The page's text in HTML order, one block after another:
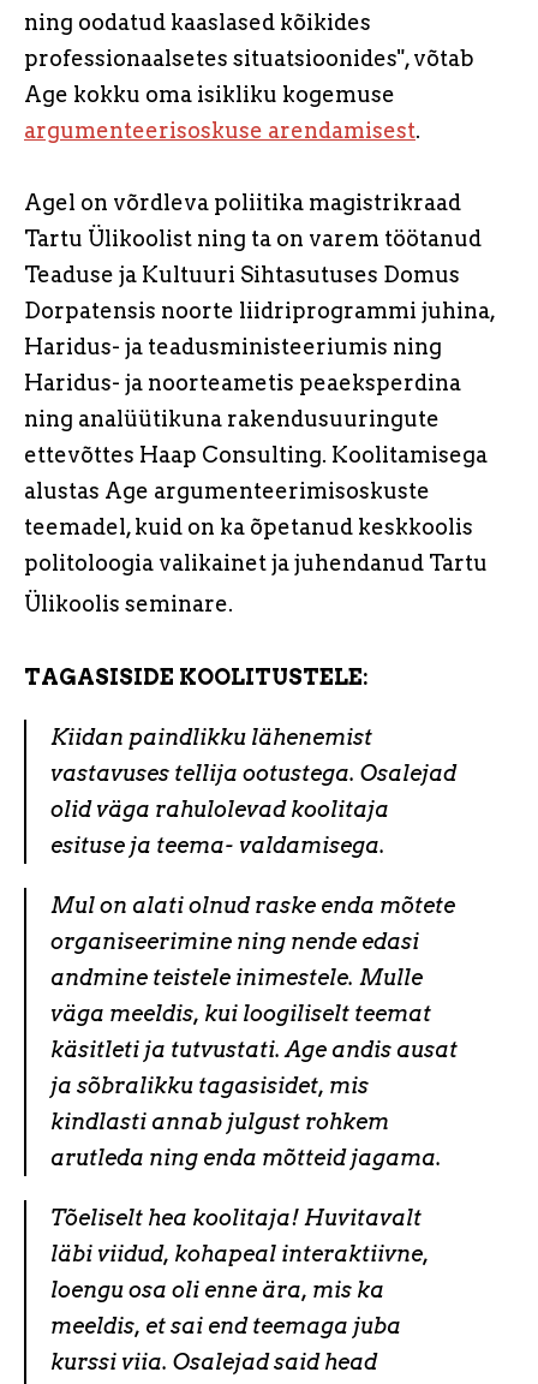
ning oodatud kaaslased kõikides
professionaalsetes situatsioonides", võtab
Age kokku oma isikliku kogemuse
argumenteerisoskuse arendamisest.
Agel on võrdleva poliitika magistrikraad
Tartu Ülikoolist ning ta on varem töötanud
Teaduse ja Kultuuri Sihtasutuses Domus
Dorpatensis noorte liidriprogrammi juhina,
Haridus- ja teadusministeeriumis ning
Haridus- ja noorteametis peaeksperdina
ning analüütikuna rakendusuuringute
ettevõttes Haap Consulting. Koolitamisega
alustas Age argumenteerimisoskuste
teemadel, kuid on ka õpetanud keskkoolis
politoloogia valikainet ja juhendanud Tartu
Ülikoolis seminare.
TAGASISIDE KOOLITUSTELE:
Kiidan paindlikku lähenemist
vastavuses tellija ootustega. Osalejad
olid väga rahulolevad koolitaja
esituse ja teema- valdamisega.
Mul on alati olnud raske enda mõtete
organiseerimine ning nende edasi
andmine teistele inimestele. Mulle
väga meeldis, kui loogiliselt teemat
käsitleti ja tutvustati. Age andis ausat
ja sõbralikku tagasisidet, mis
kindlasti annab julgust rohkem
arutleda ning enda mõtteid jagama.
Tõeliselt hea koolitaja! Huvitavalt
läbi viidud, kohapeal interaktiivne,
loengu osa oli enne ära, mis ka
meeldis, et sai end teemaga juba
kurssi viia. Osalejad said head